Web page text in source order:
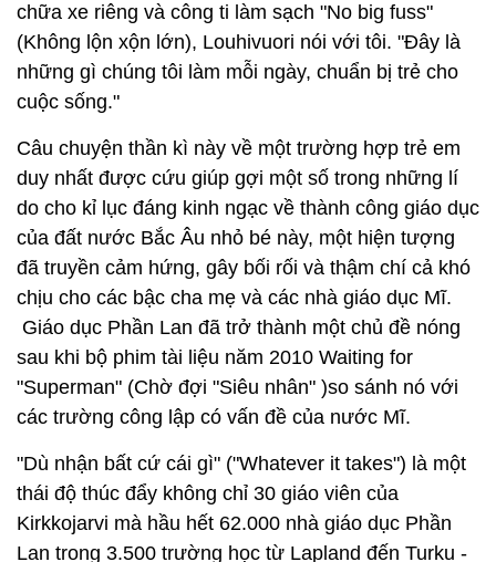
chữa xe riêng và công ti làm sạch "No big fuss"
(Không lộn xộn lớn), Louhivuori nói với tôi. "Đây là
những gì chúng tôi làm mỗi ngày, chuẩn bị trẻ cho
cuộc sống."
Câu chuyện thần kì này về một trường hợp trẻ em
duy nhất được cứu giúp gợi một số trong những lí
do cho kỉ lục đáng kinh ngạc về thành công giáo dục
của đất nước Bắc Âu nhỏ bé này, một hiện tượng
đã truyền cảm hứng, gây bối rối và thậm chí cả khó
chịu cho các bậc cha mẹ và các nhà giáo dục Mĩ.
Giáo dục Phần Lan đã trở thành một chủ đề nóng
sau khi bộ phim tài liệu năm 2010 Waiting for
"Superman" (Chờ đợi "Siêu nhân" )so sánh nó với
các trường công lập có vấn đề của nước Mĩ.
"Dù nhận bất cứ cái gì" ("Whatever it takes") là một
thái độ thúc đẩy không chỉ 30 giáo viên của
Kirkkojarvi mà hầu hết 62.000 nhà giáo dục Phần
Lan trong 3.500 trường học từ Lapland đến Turku -